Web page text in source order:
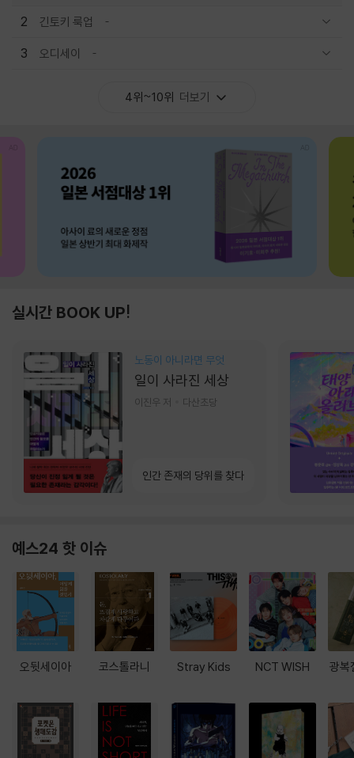
2 긴토키 룩업
3 오디세이
4위~10위 더보기
실시간 BOOK UP!
노동이 아니라면 무엇
일이 사라진 세상
이진우 저 다산초당
인간 존재의 당위를 찾다
예스24 핫 이슈
오뒷세이아 코스톨라니 Stray Kids NCT WISH 광복